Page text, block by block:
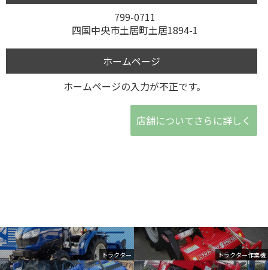
トラクター トラクター作業機
799-0711
四国中央市土居町土居1894-1
ホームページ
ホームページの入力が不正です。
店舗についてさらに詳しく